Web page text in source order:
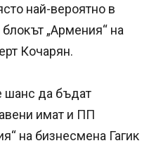
най-вероятно в
„Армения“ на
Кочарян.
шанс да бъдат
имат и ПП
на бизнесмена Гагик